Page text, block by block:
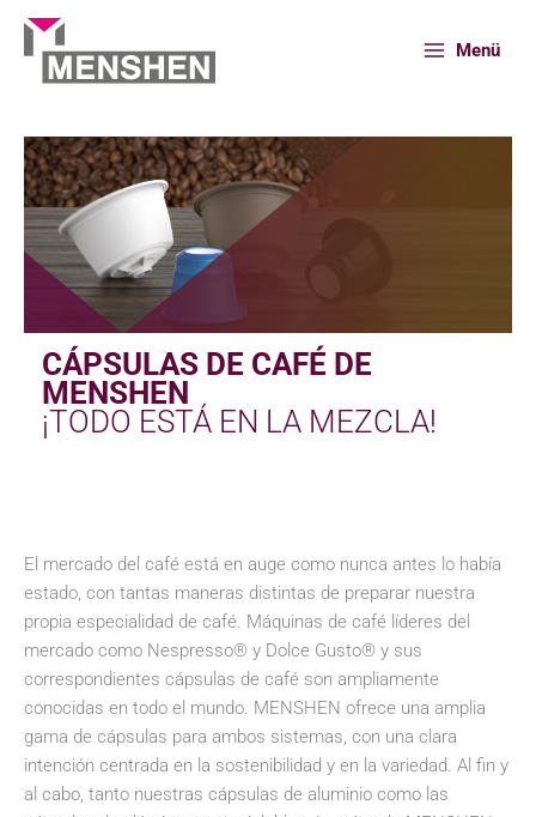
contenido
Menü
Inicio Portafolio Cápsulas de café
CÁPSULAS DE CAFÉ DE
MENSHEN
¡TODO ESTÁ EN LA MEZCLA!
El mercado del café está en auge como nunca antes lo había
estado, con tantas maneras distintas de preparar nuestra
propia especialidad de café. Máquinas de café líderes del
mercado como Nespresso® y Dolce Gusto® y sus
correspondientes cápsulas de café son ampliamente
conocidas en todo el mundo. MENSHEN ofrece una amplia
gama de cápsulas para ambos sistemas, con una clara
intención centrada en la sostenibilidad y en la variedad. Al fin y
al cabo, tanto nuestras cápsulas de aluminio como las